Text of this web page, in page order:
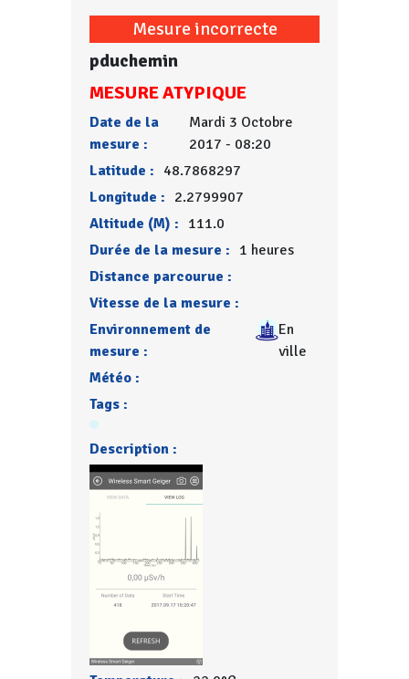
Mesure incorrecte
pduchemin
MESURE ATYPIQUE
Date de la
mesure :
Mardi 3 Octobre
2017 - 08:20
Latitude : 48.7868297
Longitude : 2.2799907
Altitude (M) : 111.0
Durée de la mesure : 1 heures
Distance parcourue :
Vitesse de la mesure :
Environnement de
mesure :
En
ville
Météo :
Tags :
Description :